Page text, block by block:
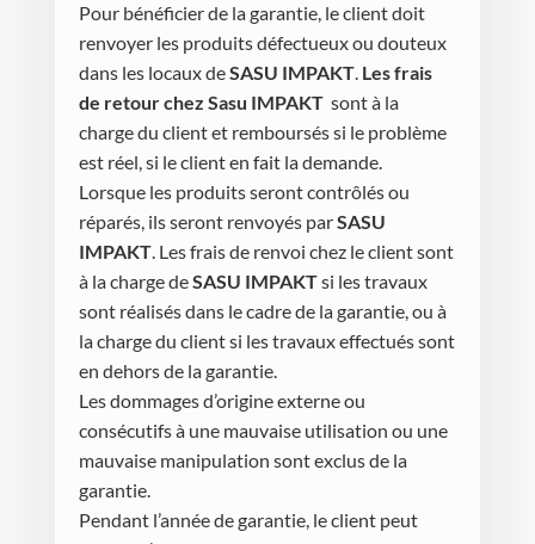
Pour bénéficier de la garantie, le client doit
renvoyer les produits défectueux ou douteux
dans les locaux deSASU IMPAKT. Les frais
de retour chez Sasu IMPAKTsont à la
charge du client et remboursés si le problème
est réel, si le client en fait la demande.
Lorsque les produits seront contrôlés ou
réparés, ils seront renvoyés parSASU
IMPAKT. Les frais de renvoi chez le client sont
à la charge deSASU IMPAKTsi les travaux
sont réalisés dans le cadre de la garantie, ou à
la charge du client si les travaux effectués sont
en dehors de la garantie.
Les dommages d’origine externe ou
consécutifs à une mauvaise utilisation ou une
mauvaise manipulation sont exclus de la
garantie.
Pendant l’année de garantie, le client peut